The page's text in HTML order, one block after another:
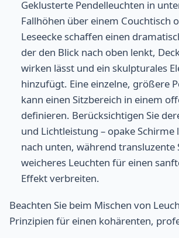
Geklusterte Pendelleuchten in
Fallhöhen über einem Couchtisch
Leseecke schaffen einen
der den Blick nach oben lenkt,
wirken lässt und ein skulpturales
hinzufügt. Eine einzelne, größere
kann einen Sitzbereich in einem
definieren. Berücksichtigen Sie
und Lichtleistung – opake Schirme
nach unten, während transluzente
weicheres Leuchten für einen
Effekt verbreiten.
Beachten Sie beim Mischen von
Prinzipien für einen kohärenten,